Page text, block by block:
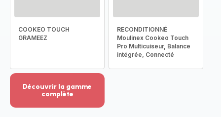
COOKEO TOUCH
GRAMEEZ
RECONDITIONNÉ
Moulinex Cookeo Touch
Pro Multicuiseur, Balance
intégrée, Connecté
Découvrir la gamme
complète